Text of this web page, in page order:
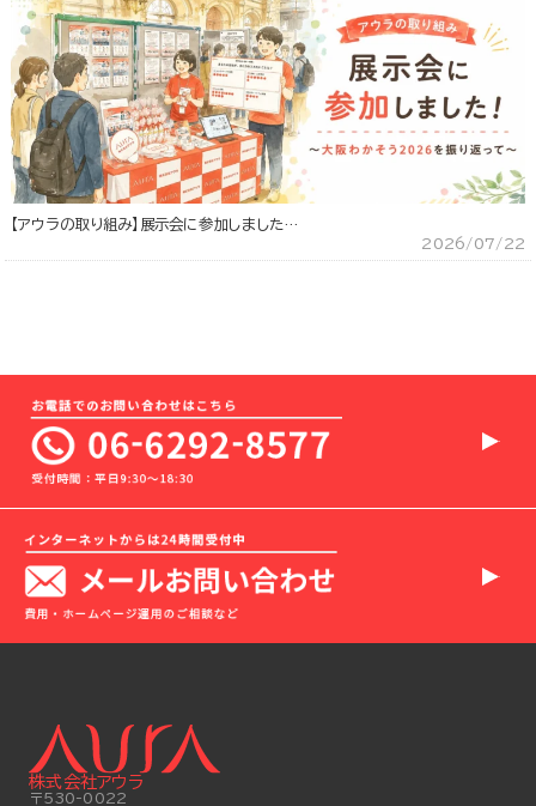
【アウラの取り組み】展示会に参加しました…
2026/07/22
株式会社アウラ
〒530-0022